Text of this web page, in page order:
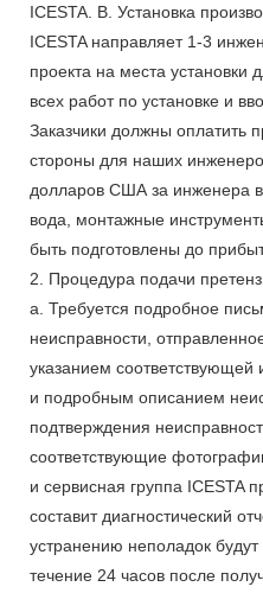
ICESTA. B. Установка
ICESTA направляет 1-3
проекта на места установки
всех работ по установке и
Заказчики должны оплатить
стороны для наших
долларов США за инженера в
вода, монтажные
быть подготовлены до
2. Процедура подачи
а. Требуется подробное
неисправности,
указанием
и подробным описанием
подтверждения
соответствующие
и сервисная группа ICESTA
составит диагностический
устранению неполадок
течение 24 часов после